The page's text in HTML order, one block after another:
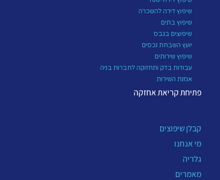
שיפוץ דירה להשכרה
שיפוץ בתים
שיפוצים בגבס
יועץ השבחת נכסים
שיפוץ שירותים
עבודות בדק ותחזוקה לחברות בניה
אמנת השירות
פתיחת קריאת אחזקה
קבלן שיפוצים
מי אנחנו
גלריה
מאמרים